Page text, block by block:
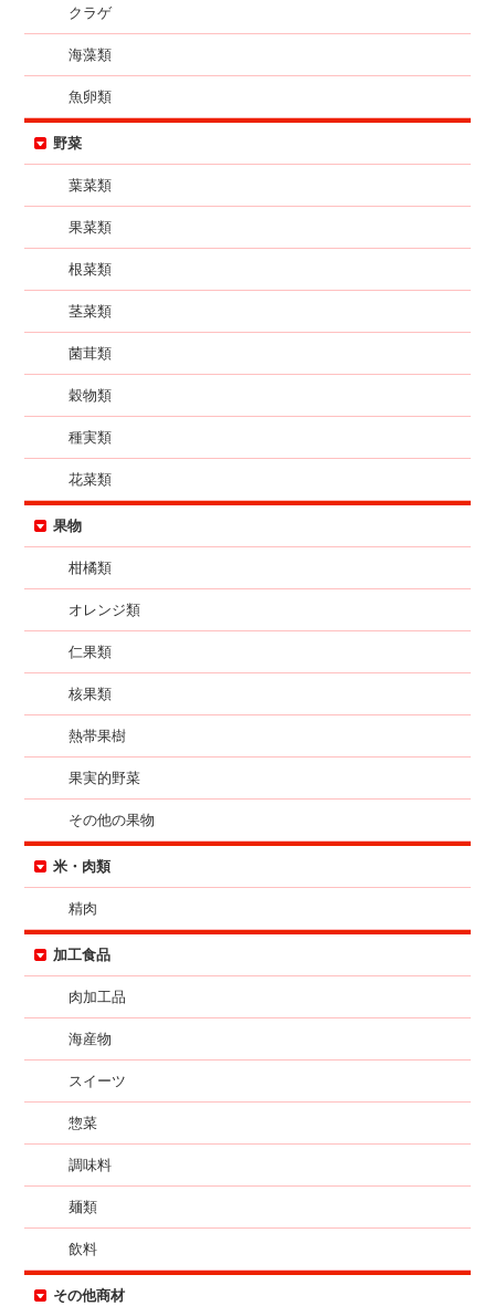
クラゲ
海藻類
魚卵類
野菜
葉菜類
果菜類
根菜類
茎菜類
菌茸類
穀物類
種実類
花菜類
果物
柑橘類
オレンジ類
仁果類
核果類
熱帯果樹
果実的野菜
その他の果物
米・肉類
精肉
加工食品
肉加工品
海産物
スイーツ
惣菜
調味料
麺類
飲料
その他商材